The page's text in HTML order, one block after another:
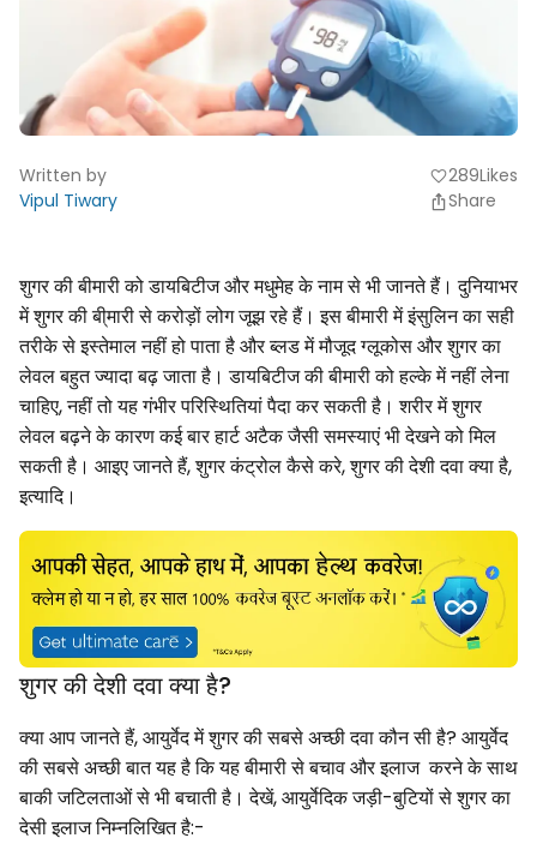
Written by
Vipul Tiwary
favorite289Likes
Share
शुगर की बीमारी को डायबिटीज और मधुमेह के नाम से भी जानते हैं। दुनियाभर
में शुगर की बी्मारी से करोड़ों लोग जूझ रहे हैं। इस बीमारी में इंसुलिन का सही
तरीके से इस्तेमाल नहीं हो पाता है और ब्लड में मौजूद ग्लूकोस और शुगर का
लेवल बहुत ज्यादा बढ़ जाता है। डायबिटीज की बीमारी को हल्के में नहीं लेना
चाहिए, नहीं तो यह गंभीर परिस्थितियां पैदा कर सकती है। शरीर में शुगर
लेवल बढ़ने के कारण कई बार हार्ट अटैक जैसी समस्याएं भी देखने को मिल
सकती है। आइए जानते हैं, शुगर कंट्रोल कैसे करे, शुगर की देशी दवा क्या है,
इत्यादि।
शुगर की देशी दवा क्या है?
क्या आप जानते हैं, आयुर्वेद में शुगर की सबसे अच्छी दवा कौन सी है? आयुर्वेद
की सबसे अच्छी बात यह है कि यह बीमारी से बचाव और इलाज करने के साथ
बाकी जटिलताओं से भी बचाती है। देखें, आयुर्वेदिक जड़ी-बुटियों से शुगर का
देसी इलाज निम्नलिखित है:-